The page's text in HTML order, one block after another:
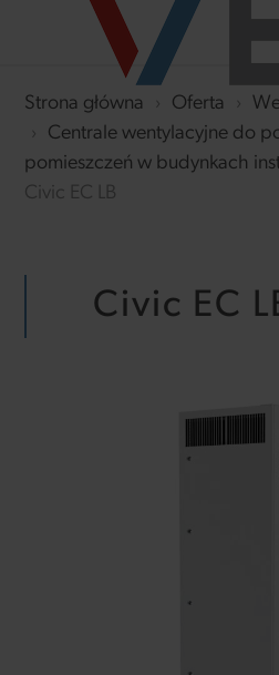
Strona główna › Oferta ›
›
Centrale wentylacyjne do
pomieszczeń w budynkach
Civic EC LB
Civic EC